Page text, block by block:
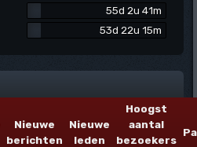
55d 2u 41m
53d 22u 15m
Nieuwe
berichten
Nieuwe
leden
Hoogst
aantal
bezoekers